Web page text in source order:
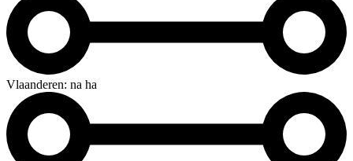
Vlaanderen: na ha